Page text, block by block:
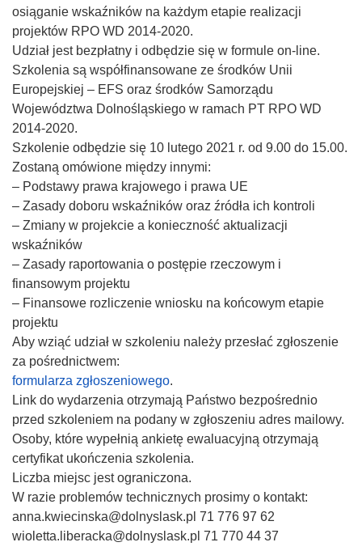
osiąganie wskaźników na każdym etapie realizacji
projektów RPO WD 2014-2020.
Udział jest bezpłatny i odbędzie się w formule on-line.
Szkolenia są współfinansowane ze środków Unii
Europejskiej – EFS oraz środków Samorządu
Województwa Dolnośląskiego w ramach PT RPO WD
2014-2020.
Szkolenie odbędzie się 10 lutego 2021 r. od 9.00 do 15.00.
Zostaną omówione między innymi:
– Podstawy prawa krajowego i prawa UE
– Zasady doboru wskaźników oraz źródła ich kontroli
– Zmiany w projekcie a konieczność aktualizacji
wskaźników
– Zasady raportowania o postępie rzeczowym i
finansowym projektu
– Finansowe rozliczenie wniosku na końcowym etapie
projektu
Aby wziąć udział w szkoleniu należy przesłać zgłoszenie
za pośrednictwem:
formularza zgłoszeniowego.
Link do wydarzenia otrzymają Państwo bezpośrednio
przed szkoleniem na podany w zgłoszeniu adres mailowy.
Osoby, które wypełnią ankietę ewaluacyjną otrzymają
certyfikat ukończenia szkolenia.
Liczba miejsc jest ograniczona.
W razie problemów technicznych prosimy o kontakt:
anna.kwiecinska@dolnyslask.pl 71 776 97 62
wioletta.liberacka@dolnyslask.pl 71 770 44 37